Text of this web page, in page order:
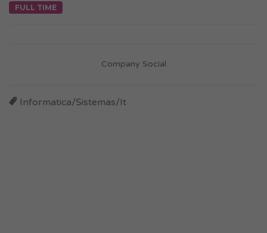
FULL TIME
Company Social
Informatica/Sistemas/It